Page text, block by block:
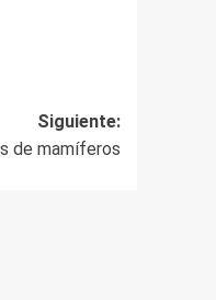
Siguiente:
de mamíferos